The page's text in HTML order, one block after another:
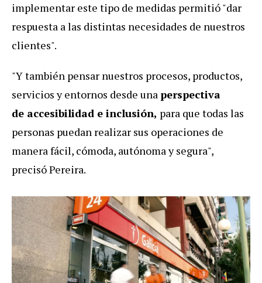
implementar este tipo de medidas permitió "dar
respuesta a las distintas necesidades de nuestros
clientes".
"Y también pensar nuestros procesos, productos,
servicios y entornos desde unaperspectiva
de accesibilidad e inclusión, para que todas las
personas puedan realizar sus operaciones de
manera fácil, cómoda, autónoma y segura",
precisó Pereira.